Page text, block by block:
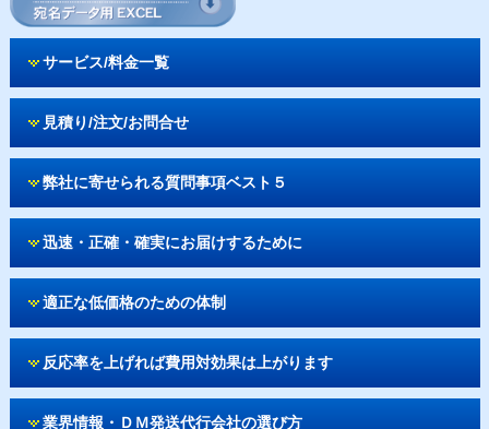
サービス/料金一覧
見積り/注文/お問合せ
弊社に寄せられる質問事項ベスト５
迅速・正確・確実にお届けするために
適正な低価格のための体制
反応率を上げれば費用対効果は上がります
業界情報・ＤＭ発送代行会社の選び方